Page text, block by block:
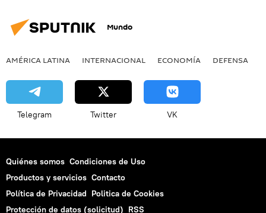
Mundo
AMÉRICA LATINA INTERNACIONAL ECONOMÍA DEFENSA
Telegram Twitter VK
Quiénes somos Condiciones de Uso
Productos y servicios Contacto
Política de Privacidad Politica de Cookies
Protección de datos (solicitud) RSS